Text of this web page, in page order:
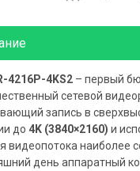
4216P-4KS2 – первый
сетевой
запись в
до 4K (3840×2160) и
видеопотока наиболее
день аппаратный